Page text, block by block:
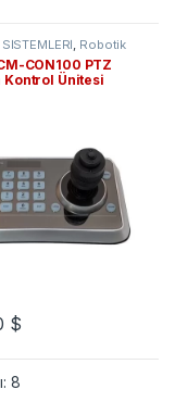
, Robotik
CON100 PTZ
Kontrol Ünitesi
$
8